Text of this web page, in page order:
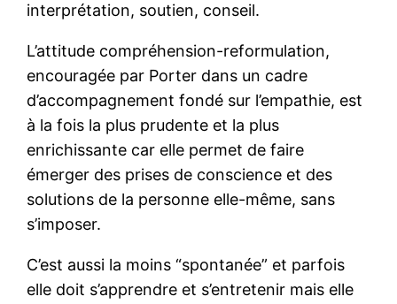
interprétation, soutien, conseil.
L’attitude compréhension-reformulation,
encouragée par Porter dans un cadre
d’accompagnement fondé sur l’empathie, est
à la fois la plus prudente et la plus
enrichissante car elle permet de faire
émerger des prises de conscience et des
solutions de la personne elle-même, sans
s’imposer.
C’est aussi la moins “spontanée” et parfois
elle doit s’apprendre et s’entretenir mais elle